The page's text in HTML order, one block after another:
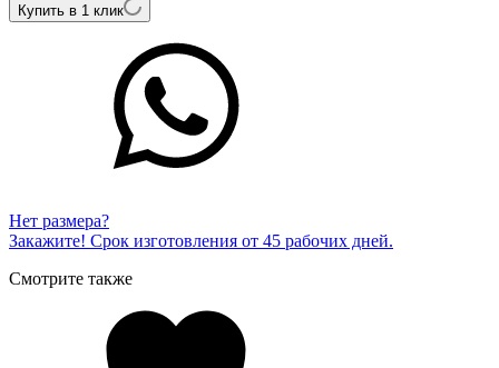
Купить в 1 клик
Нет размера?
Закажите! Срок изготовления от 45 рабочих дней.
Смотрите также